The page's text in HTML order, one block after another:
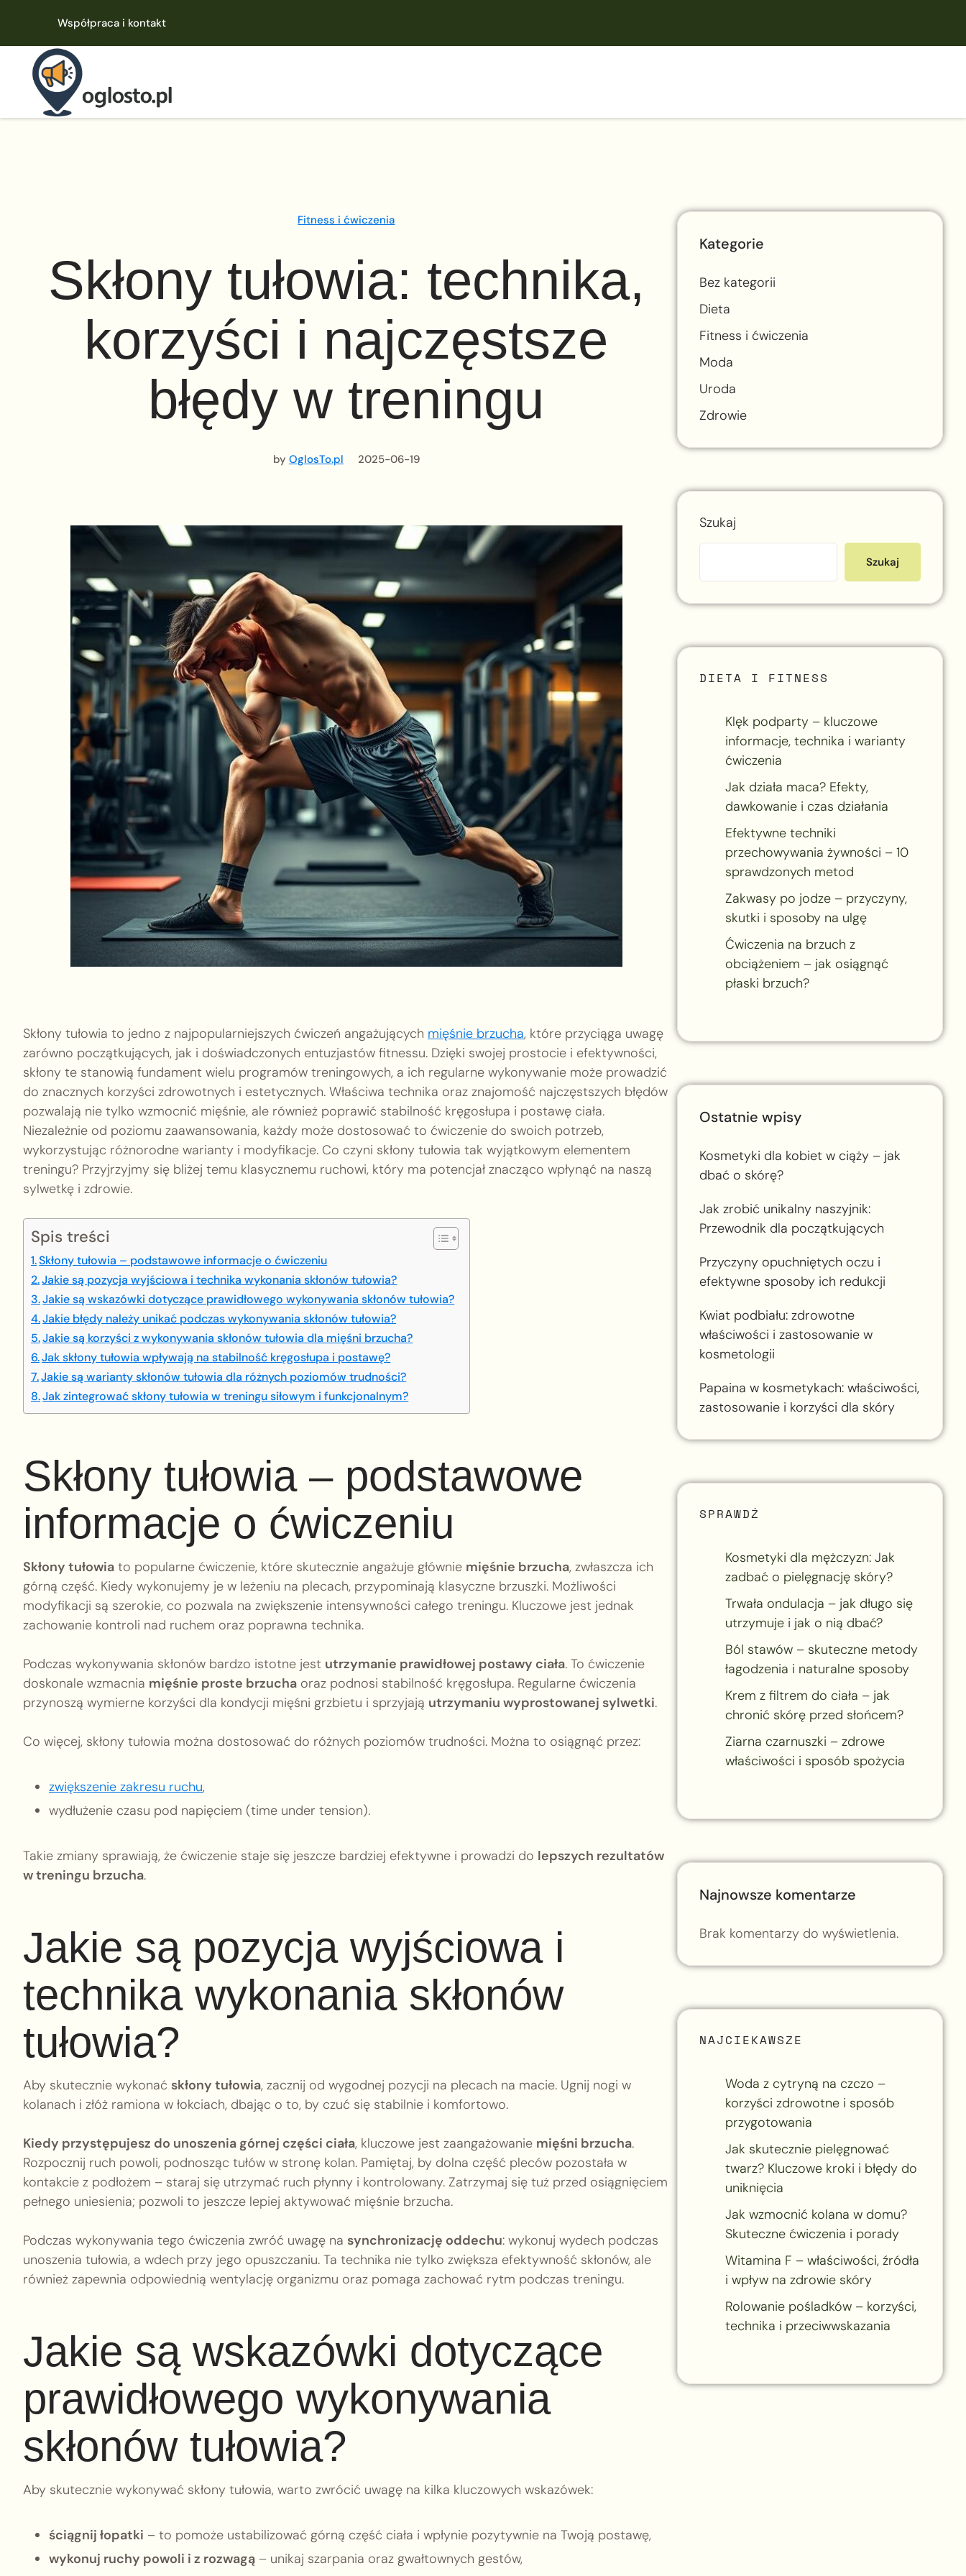
Współpraca i kontakt
Fitness i ćwiczenia
Skłony tułowia: technika,
korzyści i najczęstsze
błędy w treningu
by OglosTo.pl 2025-06-19
Skłony tułowia to jedno z najpopularniejszych ćwiczeń angażujących mięśnie brzucha, które przyciąga uwagę
zarówno początkujących, jak i doświadczonych entuzjastów fitnessu. Dzięki swojej prostocie i efektywności,
skłony te stanowią fundament wielu programów treningowych, a ich regularne wykonywanie może prowadzić
do znacznych korzyści zdrowotnych i estetycznych. Właściwa technika oraz znajomość najczęstszych błędów
pozwalają nie tylko wzmocnić mięśnie, ale również poprawić stabilność kręgosłupa i postawę ciała.
Niezależnie od poziomu zaawansowania, każdy może dostosować to ćwiczenie do swoich potrzeb,
wykorzystując różnorodne warianty i modyfikacje. Co czyni skłony tułowia tak wyjątkowym elementem
treningu? Przyjrzyjmy się bliżej temu klasycznemu ruchowi, który ma potencjał znacząco wpłynąć na naszą
sylwetkę i zdrowie.
Spis treści
Skłony tułowia – podstawowe informacje o ćwiczeniu
Jakie są pozycja wyjściowa i technika wykonania skłonów tułowia?
Jakie są wskazówki dotyczące prawidłowego wykonywania skłonów tułowia?
Jakie błędy należy unikać podczas wykonywania skłonów tułowia?
Jakie są korzyści z wykonywania skłonów tułowia dla mięśni brzucha?
Jak skłony tułowia wpływają na stabilność kręgosłupa i postawę?
Jakie są warianty skłonów tułowia dla różnych poziomów trudności?
Jak zintegrować skłony tułowia w treningu siłowym i funkcjonalnym?
Skłony tułowia – podstawowe
informacje o ćwiczeniu
Skłony tułowia to popularne ćwiczenie, które skutecznie angażuje głównie mięśnie brzucha, zwłaszcza ich
górną część. Kiedy wykonujemy je w leżeniu na plecach, przypominają klasyczne brzuszki. Możliwości
modyfikacji są szerokie, co pozwala na zwiększenie intensywności całego treningu. Kluczowe jest jednak
zachowanie kontroli nad ruchem oraz poprawna technika.
Podczas wykonywania skłonów bardzo istotne jest utrzymanie prawidłowej postawy ciała. To ćwiczenie
doskonale wzmacnia mięśnie proste brzucha oraz podnosi stabilność kręgosłupa. Regularne ćwiczenia
przynoszą wymierne korzyści dla kondycji mięśni grzbietu i sprzyjają utrzymaniu wyprostowanej sylwetki.
Co więcej, skłony tułowia można dostosować do różnych poziomów trudności. Można to osiągnąć przez:
zwiększenie zakresu ruchu,
wydłużenie czasu pod napięciem (time under tension).
Takie zmiany sprawiają, że ćwiczenie staje się jeszcze bardziej efektywne i prowadzi do lepszych rezultatów
w treningu brzucha.
Jakie są pozycja wyjściowa i
technika wykonania skłonów
tułowia?
Aby skutecznie wykonać skłony tułowia, zacznij od wygodnej pozycji na plecach na macie. Ugnij nogi w
kolanach i złóż ramiona w łokciach, dbając o to, by czuć się stabilnie i komfortowo.
Kiedy przystępujesz do unoszenia górnej części ciała, kluczowe jest zaangażowanie mięśni brzucha.
Rozpocznij ruch powoli, podnosząc tułów w stronę kolan. Pamiętaj, by dolna część pleców pozostała w
kontakcie z podłożem – staraj się utrzymać ruch płynny i kontrolowany. Zatrzymaj się tuż przed osiągnięciem
pełnego uniesienia; pozwoli to jeszcze lepiej aktywować mięśnie brzucha.
Podczas wykonywania tego ćwiczenia zwróć uwagę na synchronizację oddechu: wykonuj wydech podczas
unoszenia tułowia, a wdech przy jego opuszczaniu. Ta technika nie tylko zwiększa efektywność skłonów, ale
również zapewnia odpowiednią wentylację organizmu oraz pomaga zachować rytm podczas treningu.
Jakie są wskazówki dotyczące
prawidłowego wykonywania
skłonów tułowia?
Aby skutecznie wykonywać skłony tułowia, warto zwrócić uwagę na kilka kluczowych wskazówek:
ściągnij łopatki – to pomoże ustabilizować górną część ciała i wpłynie pozytywnie na Twoją postawę,
wykonuj ruchy powoli i z rozwagą – unikaj szarpania oraz gwałtownych gestów,
Kategorie
Bez kategorii
Dieta
Fitness i ćwiczenia
Moda
Uroda
Zdrowie
Szukaj
Szukaj
DIETA I FITNESS
Klęk podparty – kluczowe
informacje, technika i warianty
ćwiczenia
Jak działa maca? Efekty,
dawkowanie i czas działania
Efektywne techniki
przechowywania żywności – 10
sprawdzonych metod
Zakwasy po jodze – przyczyny,
skutki i sposoby na ulgę
Ćwiczenia na brzuch z
obciążeniem – jak osiągnąć
płaski brzuch?
Ostatnie wpisy
Kosmetyki dla kobiet w ciąży – jak
dbać o skórę?
Jak zrobić unikalny naszyjnik:
Przewodnik dla początkujących
Przyczyny opuchniętych oczu i
efektywne sposoby ich redukcji
Kwiat podbiału: zdrowotne
właściwości i zastosowanie w
kosmetologii
Papaina w kosmetykach: właściwości,
zastosowanie i korzyści dla skóry
SPRAWDŹ
Kosmetyki dla mężczyzn: Jak
zadbać o pielęgnację skóry?
Trwała ondulacja – jak długo się
utrzymuje i jak o nią dbać?
Ból stawów – skuteczne metody
łagodzenia i naturalne sposoby
Krem z filtrem do ciała – jak
chronić skórę przed słońcem?
Ziarna czarnuszki – zdrowe
właściwości i sposób spożycia
Najnowsze komentarze
Brak komentarzy do wyświetlenia.
NAJCIEKAWSZE
Woda z cytryną na czczo –
korzyści zdrowotne i sposób
przygotowania
Jak skutecznie pielęgnować
twarz? Kluczowe kroki i błędy do
uniknięcia
Jak wzmocnić kolana w domu?
Skuteczne ćwiczenia i porady
Witamina F – właściwości, źródła
i wpływ na zdrowie skóry
Rolowanie pośladków – korzyści,
technika i przeciwwskazania